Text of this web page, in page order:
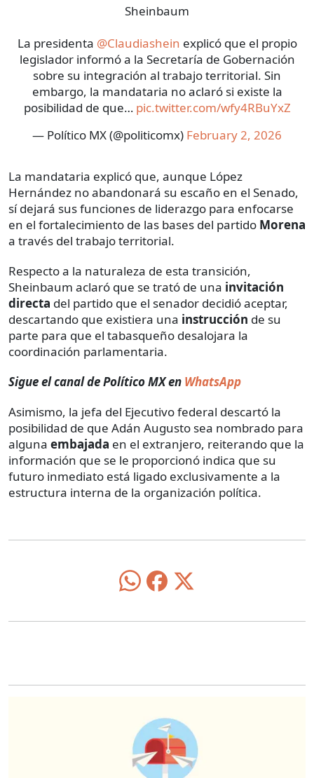
Sheinbaum
La presidenta @Claudiashein explicó que el propio
legislador informó a la Secretaría de Gobernación
sobre su integración al trabajo territorial. Sin
embargo, la mandataria no aclaró si existe la
posibilidad de que… pic.twitter.com/wfy4RBuYxZ
— Político MX (@politicomx) February 2, 2026
La mandataria explicó que, aunque López
Hernández no abandonará su escaño en el Senado,
sí dejará sus funciones de liderazgo para enfocarse
en el fortalecimiento de las bases del partido Morena
a través del trabajo territorial.
Respecto a la naturaleza de esta transición,
Sheinbaum aclaró que se trató de una invitación
directa del partido que el senador decidió aceptar,
descartando que existiera una instrucción de su
parte para que el tabasqueño desalojara la
coordinación parlamentaria.
Sigue el canal de Político MX en WhatsApp
Asimismo, la jefa del Ejecutivo federal descartó la
posibilidad de que Adán Augusto sea nombrado para
alguna embajada en el extranjero, reiterando que la
información que se le proporcionó indica que su
futuro inmediato está ligado exclusivamente a la
estructura interna de la organización política.